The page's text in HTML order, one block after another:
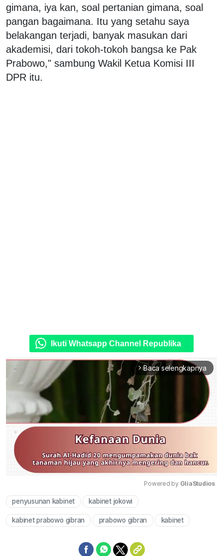
gimana, iya kan, soal pertanian gimana, soal
pangan bagaimana. Itu yang setahu saya
belakangan terjadi, banyak masukan dari
akademisi, dari tokoh-tokoh bangsa ke Pak
Prabowo," sambung Wakil Ketua Komisi III
DPR itu.
Ikuti Whatsapp Channel Republika
arrow_forward_ios Baca selengkapnya
Powered by GliaStudios
penyusunan kabinet kabinet jokowi
kabinet prabowo gibran prabowo gibran kabinet